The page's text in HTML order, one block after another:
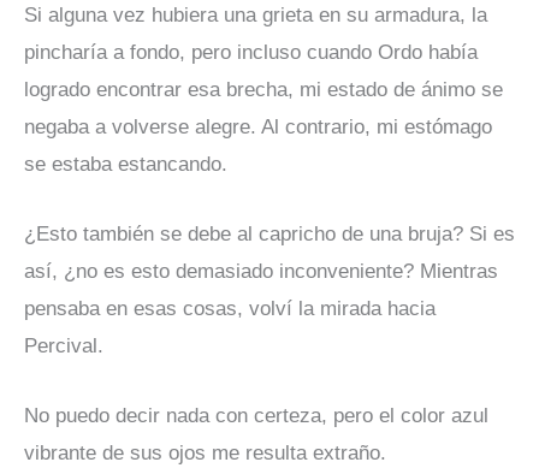
Si alguna vez hubiera una grieta en su armadura, la
pincharía a fondo, pero incluso cuando Ordo había
logrado encontrar esa brecha, mi estado de ánimo se
negaba a volverse alegre. Al contrario, mi estómago
se estaba estancando.
¿Esto también se debe al capricho de una bruja? Si es
así, ¿no es esto demasiado inconveniente? Mientras
pensaba en esas cosas, volví la mirada hacia
Percival.
No puedo decir nada con certeza, pero el color azul
vibrante de sus ojos me resulta extraño.